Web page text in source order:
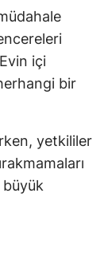
içi
bir
yetkililer
büyük